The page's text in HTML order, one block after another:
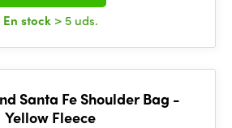
En stock > 5 uds.
Santa Fe Shoulder Bag -
Yellow Fleece